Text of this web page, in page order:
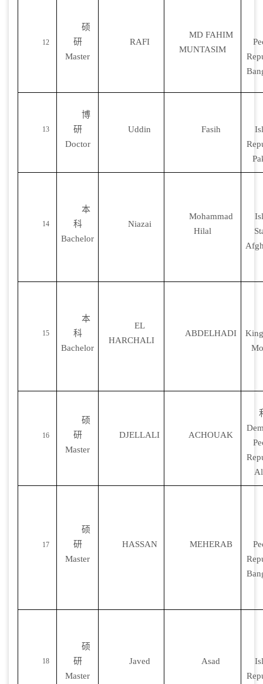
12
硕
研
Master
RAFI
MD FAHIM
MUNTASIM
13
博
研
Doctor
Uddin Fasih
14
本
科
Bachelor
Niazai
Mohammad
Hilal
15
本
科
Bachelor
EL
HARCHALI
ABDELHADI
16
硕
研
Master
DJELLALI ACHOUAK
17
硕
研
Master
HASSAN MEHERAB
18
硕
研
Master
Javed Asad